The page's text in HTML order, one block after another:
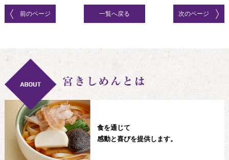
前のページ 一覧へ戻る 次のページ
食を通じて
感動と喜びを提供します。